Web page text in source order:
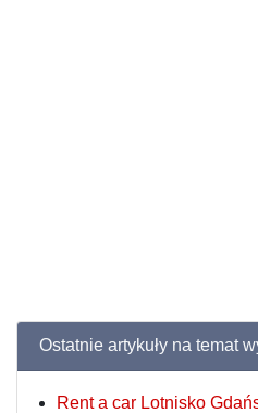
Ostatnie artykuły na temat
Rent a car Lotnisko